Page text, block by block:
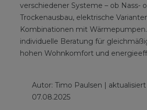
verschiedener Systeme – ob Nass-
Trockenausbau, elektrische
Kombinationen mit Wärmepumpen.
individuelle Beratung für
hohen Wohnkomfort und
Autor: Timo Paulsen |
07.08.2025